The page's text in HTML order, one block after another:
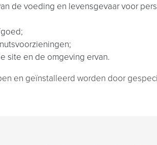
de voeding en levensgevaar voor
site en de omgeving ervan.
en geïnstalleerd worden door